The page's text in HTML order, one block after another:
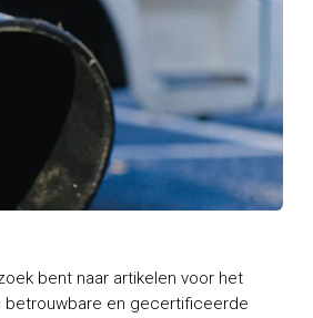
bent naar artikelen voor het
betrouwbare en gecertificeerde